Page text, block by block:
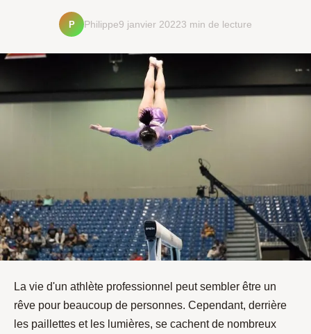
P Philippe9 janvier 20223 min de lecture
La vie d'un athlète professionnel peut sembler être un
rêve pour beaucoup de personnes. Cependant, derrière
les paillettes et les lumières, se cachent de nombreux